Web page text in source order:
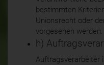
bestimmten
Unionsrecht oder
vorgesehen werden.
h)
Auftragsverarbeiter